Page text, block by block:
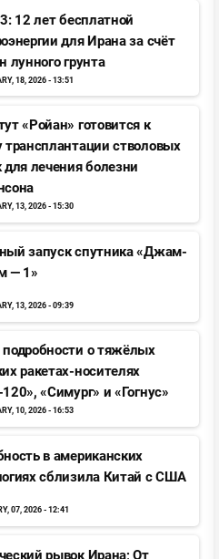
12 лет бесплатной
для Ирана за счёт
лунного грунта
18, 2026 - 13:51
«Pойан» готовится к
трансплантации стволовых
для лечения болезни
13, 2026 - 15:30
запуск спутника «Джам-
— 1»
13, 2026 - 09:39
о тяжёлых
ракетах-носителях
«Симург» и «Гогнус»
10, 2026 - 16:53
в американских
сблизила Китай с США
07, 2026 - 12:41
рывок Ирана; От